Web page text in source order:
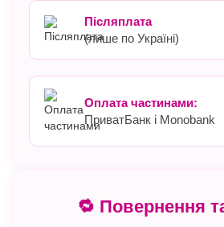
Післяплата
(лише по Україні)
Оплата частинами:
ПриватБанк і Monobank
🔁 Повернення